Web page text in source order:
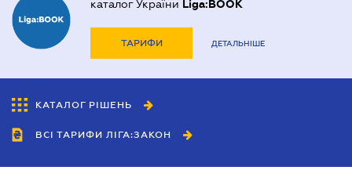
каталог України Liga:BOOK
ТАРИФИ ДЕТАЛЬНІШЕ
КАТАЛОГ РІШЕНЬ
ВСІ ТАРИФИ ЛІГА:ЗАКОН